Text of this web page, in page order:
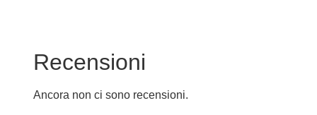
Recensioni
Ancora non ci sono recensioni.